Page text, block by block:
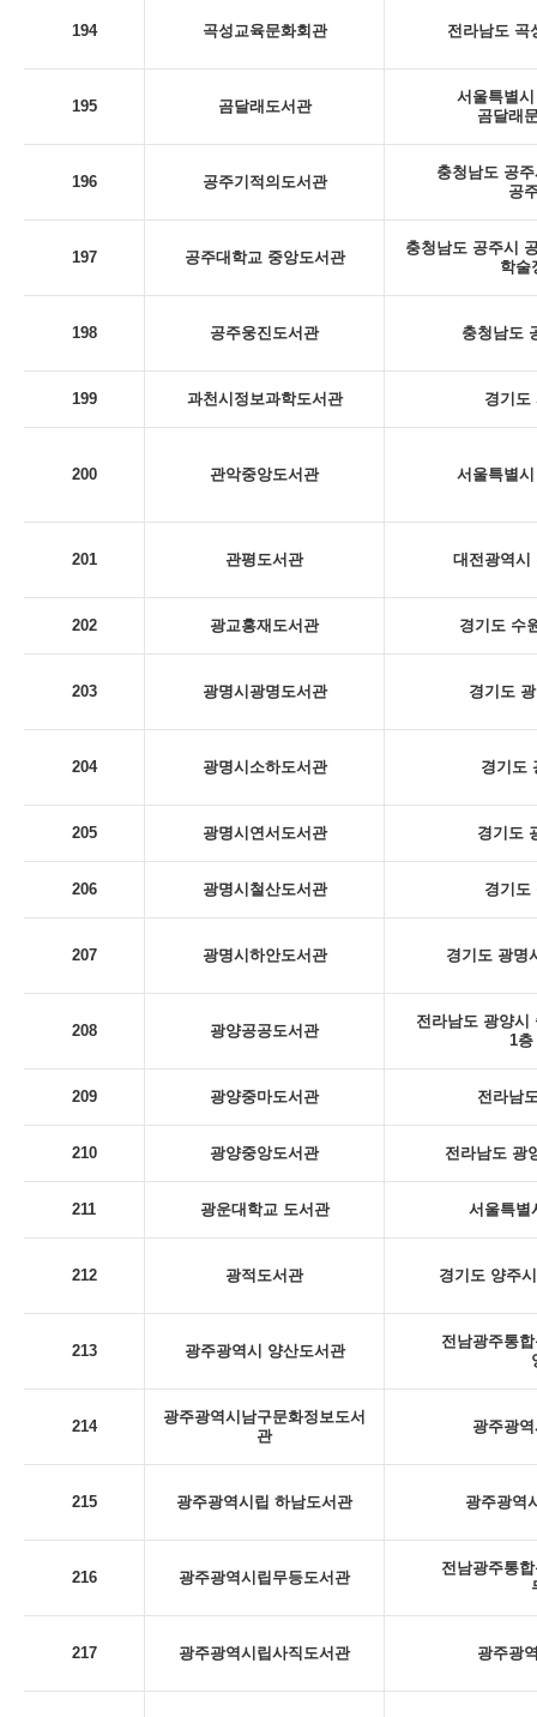
194 곡성교육문화회관 전라남도 곡
195 곰달래도서관
서울특별
곰달래
196 공주기적의도서관
충청남도 공
공
197 공주대학교 중앙도서관
충청남도 공주시
학술
198 공주웅진도서관 충청남도
199 과천시정보과학도서관 경기도
200 관악중앙도서관 서울특별
201 관평도서관 대전광역시
202 광교홍재도서관 경기도 수
203 광명시광명도서관 경기도
204 광명시소하도서관 경기도
205 광명시연서도서관 경기도
206 광명시철산도서관 경기도
207 광명시하안도서관 경기도 광명
208 광양공공도서관
전라남도 광양시
1층
209 광양중마도서관 전라남
210 광양중앙도서관 전라남도 광
211 광운대학교 도서관 서울특별
212 광적도서관 경기도 양주
213 광주광역시 양산도서관
전남광주통
214
광주광역시남구문화정보도서
관
광주광
215 광주광역시립 하남도서관 광주광역
216 광주광역시립무등도서관
전남광주통
217 광주광역시립사직도서관 광주광